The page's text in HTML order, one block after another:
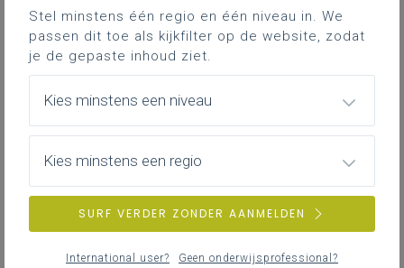
Voorbeelden
Bronnen
Pre-teaching betekent dat je leerlingen
al kort en gericht laat kennismaken met
de kernbegrippen, vaardigheden of
context van het onderwerp vóórdat ze die
uitgebreid in de les leren. Je reikt hen
essentiële bouwstenen aan zodat ze in de
les zelf beter kunnen focussen op de
Stel minstens één regio en één niveau in. We
passen dit toe als kijkfilter op de website, zodat
je de gepaste inhoud ziet.
Kies minstens een niveau
Kies minstens een regio
SURF VERDER ZONDER AANMELDEN
International user? Geen onderwijsprofessional?